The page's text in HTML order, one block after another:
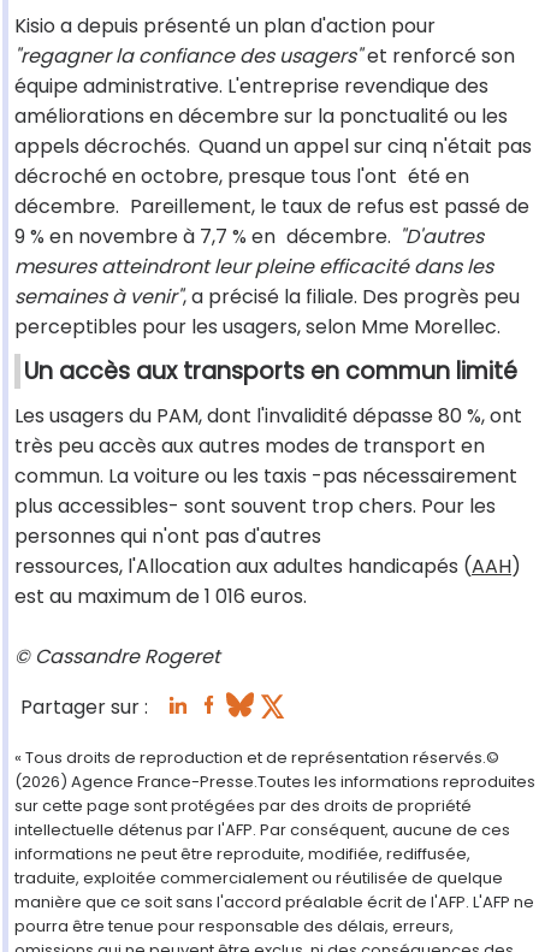
Kisio a depuis présenté un plan d'action pour
"regagner la confiance des usagers"et renforcé son
équipe administrative. L'entreprise revendique des
améliorations en décembre sur la ponctualité ou les
appels décrochés. Quand un appel sur cinq n'était pas
décroché en octobre, presque tous l'ont été en
décembre. Pareillement, le taux de refus est passé de
9 % en novembre à 7,7 % en décembre. "D'autres
mesures atteindront leur pleine efficacité dans les
semaines à venir", a précisé la filiale. Des progrès peu
perceptibles pour les usagers, selon Mme Morellec.
Un accès aux transports en commun limité
Les usagers du PAM, dont l'invalidité dépasse 80 %, ont
très peu accès aux autres modes de transport en
commun. La voiture ou les taxis -pas nécessairement
plus accessibles- sont souvent trop chers. Pour les
personnes qui n'ont pas d'autres
ressources, l'Allocation aux adultes handicapés (AAH)
est au maximum de 1 016 euros.
© Cassandre Rogeret
Partager sur :
« Tous droits de reproduction et de représentation réservés.©
(2026) Agence France-Presse.Toutes les informations reproduites
sur cette page sont protégées par des droits de propriété
intellectuelle détenus par l'AFP. Par conséquent, aucune de ces
informations ne peut être reproduite, modifiée, rediffusée,
traduite, exploitée commercialement ou réutilisée de quelque
manière que ce soit sans l'accord préalable écrit de l'AFP. L'AFP ne
pourra être tenue pour responsable des délais, erreurs,